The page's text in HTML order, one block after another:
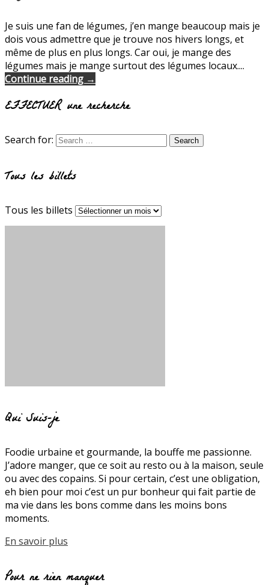
Je suis une fan de légumes, j’en mange beaucoup mais je
dois vous admettre que je trouve nos hivers longs, et
même de plus en plus longs. Car oui, je mange des
légumes mais je mange surtout des légumes locaux....
Continue reading →
EFFECTUER une recherche
Search for:
Tous les billets
Tous les billets
Qui Suis-je
Foodie urbaine et gourmande, la bouffe me passionne.
J’adore manger, que ce soit au resto ou à la maison, seule
ou avec des copains. Si pour certain, c’est une obligation,
eh bien pour moi c’est un pur bonheur qui fait partie de
ma vie dans les bons comme dans les moins bons
moments.
En savoir plus
Pour ne rien manquer